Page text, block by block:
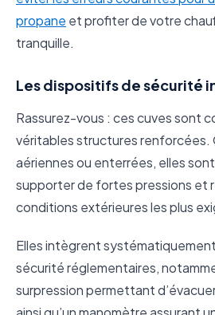
propane et profiter de votre
tranquille.
Les dispositifs de sécurité
Rassurez-vous : ces cuves sont
véritables structures renforcées.
aériennes ou enterrées, elles
supporter de fortes pressions et
conditions extérieures les plus
Elles intègrent
sécurité réglementaires,
surpression permettant